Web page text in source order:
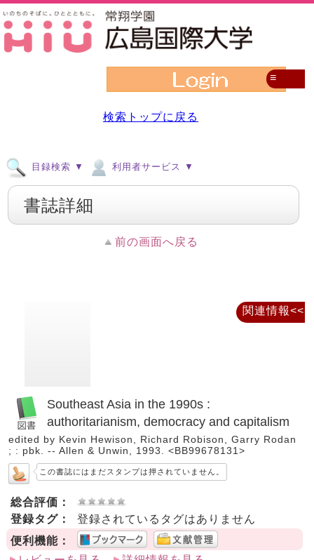
検索トップに戻る
目録検索 ▼ 利用者サービス ▼
≡
書誌詳細
前の画面へ戻る
Southeast Asia in the 1990s :
authoritarianism, democracy and capitalism
edited by Kevin Hewison, Richard Robison, Garry Rodan
; : pbk. -- Allen & Unwin, 1993. <BB99678131>
この書誌にはまだスタンプは押されていません。
総合評価：
登録タグ：
登録されているタグはありません
便利機能：
関連情報<<